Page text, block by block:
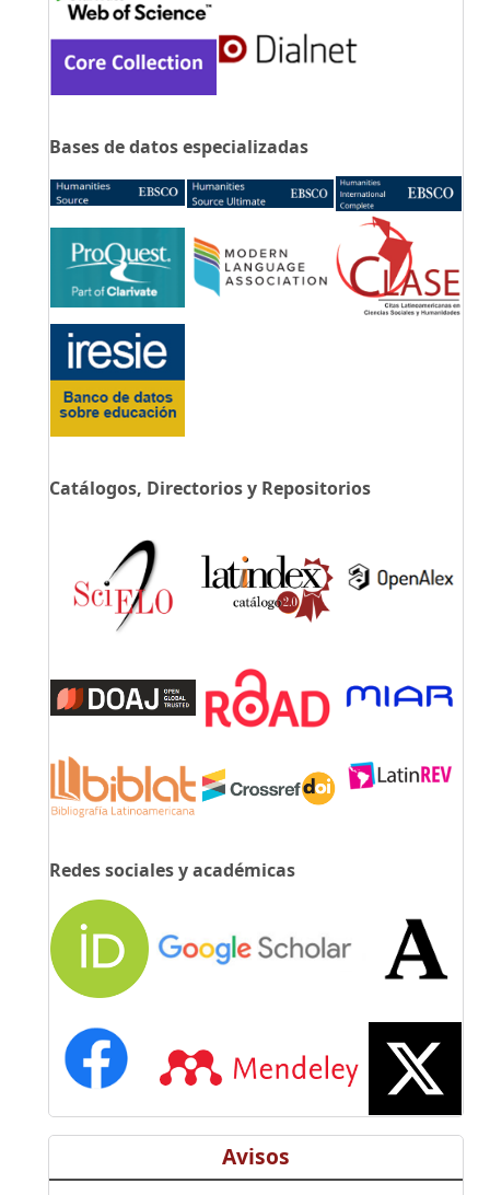
Bases de datos especializadas
Catálogos, Directorios y Repositorios
Redes sociales y académicas
Avisos